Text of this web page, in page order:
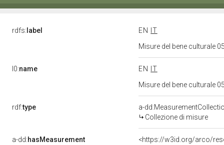
rdfs: label EN
IT
Misure del bene culturale
l0:name EN
IT
Misure del bene culturale
rdf:type
a-
Collezione di misure
a-dd:hasMeasurement
<https://w3id.org/arco/